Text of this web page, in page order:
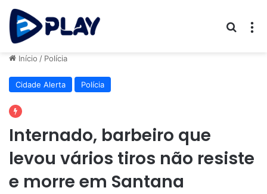
Início / Polícia
Cidade Alerta Polícia
Internado, barbeiro que
levou vários tiros não resiste
e morre em Santana